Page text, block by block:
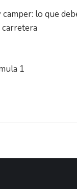
lo que
carretera
1